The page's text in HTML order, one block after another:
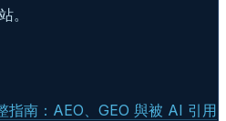
。
南：AEO、GEO 與被 AI 引用